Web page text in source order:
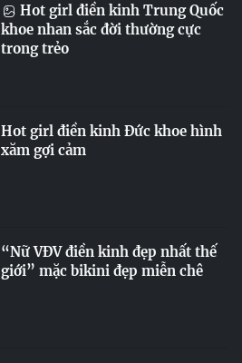
Hot girl điền kinh Trung Quốc
khoe nhan sắc đời thường cực
trong trẻo
Hot girl điền kinh Đức khoe hình
xăm gợi cảm
“Nữ VĐV điền kinh đẹp nhất thế
giới” mặc bikini đẹp miễn chê